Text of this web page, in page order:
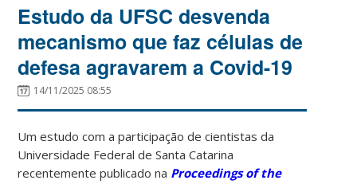
Estudo da UFSC desvenda
mecanismo que faz células de
defesa agravarem a Covid-19
14/11/2025 08:55
Um estudo com a participação de cientistas da
Universidade Federal de Santa Catarina
recentemente publicado na Proceedings of the